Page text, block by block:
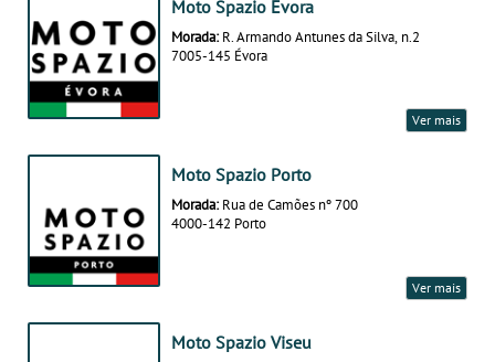
Moto Spazio Évora
Morada: R. Armando Antunes da Silva, n.2
7005-145 Évora
Ver mais
Moto Spazio Porto
Morada: Rua de Camões nº 700
4000-142 Porto
Ver mais
Moto Spazio Viseu